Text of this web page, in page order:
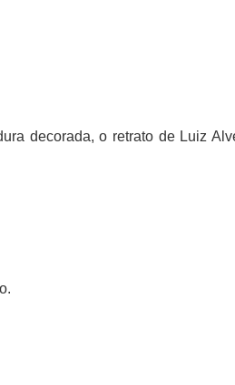
decorada, o retrato de Luiz